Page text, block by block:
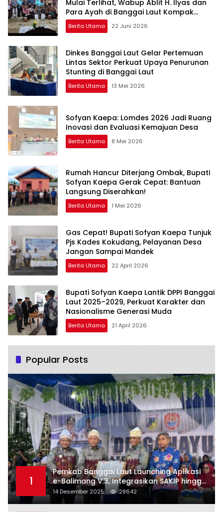
Mulai Terlihat, Wabup Ablit H. Ilyas dan
Para Ayah di Banggai Laut Kompak
Ambil Rapor Anak
Berita Utama 22 Juni 2026
Dinkes Banggai Laut Gelar Pertemuan
Lintas Sektor Perkuat Upaya Penurunan
Stunting di Banggai Laut
Berita Utama 13 Mei 2026
Sofyan Kaepa: Lomdes 2026 Jadi Ruang
Inovasi dan Evaluasi Kemajuan Desa
Berita Utama 8 Mei 2026
Rumah Hancur Diterjang Ombak, Bupati
Sofyan Kaepa Gerak Cepat: Bantuan
Langsung Diserahkan!
Berita Utama 1 Mei 2026
Gas Cepat! Bupati Sofyan Kaepa Tunjuk
Pjs Kades Kokudang, Pelayanan Desa
Jangan Sampai Mandek
Berita Utama 22 April 2026
Bupati Sofyan Kaepa Lantik DPPI Banggai
Laut 2025–2029, Perkuat Karakter dan
Nasionalisme Generasi Muda
Berita Utama 21 April 2026
Popular Posts
1
Pemkab Banggai Laut Launching Aplikasi
e-Balimang V.3, Integrasikan SAKIP hingga
Satu Data Layanan Publik
14 Desember 2025 28642